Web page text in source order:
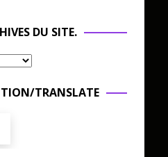
DU SITE.
TRANSLATE